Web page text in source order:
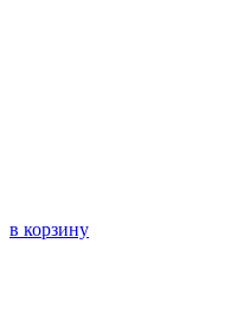
в корзину